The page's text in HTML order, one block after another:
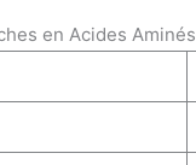
en Acides Aminés